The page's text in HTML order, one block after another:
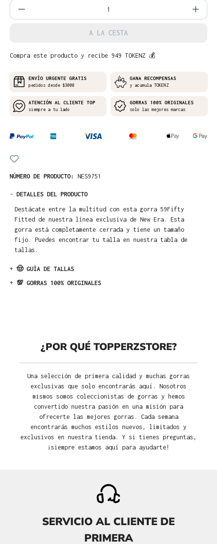
Cantidad del producto: introduce la
A LA CESTA
Compra este producto y recibe 949 TOKENZ 💰
ENVÍO URGENTE GRATIS
pedidos desde $3000
GANA RECOMPENSAS
y acumula TOKENZ
ATENCIÓN AL CLIENTE TOP
siempre a tu lado
GORRAS 100% ORIGINALES
solo las mejores marcas
NÚMERO DE PRODUCTO: NES9751
- DETALLES DEL PRODUCTO
Destácate entre la multitud con esta gorra 59Fifty
Fitted de nuestra línea exclusiva de New Era. Esta
gorra está completamente cerrada y tiene un tamaño
fijo. Puedes encontrar tu talla en nuestra tabla de
tallas.
+ 🤠 GUÍA DE TALLAS
+ 💯 GORRAS 100% ORIGINALES
¿POR QUÉ TOPPERZSTORE?
Una selección de primera calidad y muchas gorras
exclusivas que solo encontrarás aquí. Nosotros
mismos somos coleccionistas de gorras y hemos
convertido nuestra pasión en una misión para
ofrecerte las mejores gorras. Cada semana
encontrarás muchos estilos nuevos, limitados y
exclusivos en nuestra tienda. Y si tienes preguntas,
¡siempre estamos aquí para ayudarte!
SERVICIO AL CLIENTE DE
PRIMERA